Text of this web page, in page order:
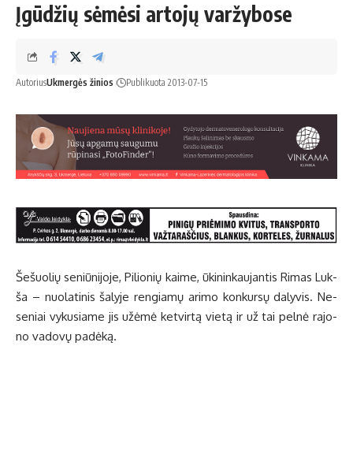
Įgūdžių sėmėsi artojų varžybose
AutoriusUkmergės žinios Publikuota 2013-07-15
Še­šuo­lių se­niū­ni­jo­je, Pi­lio­nių kai­me, ūki­nin­kau­jan­tis Ri­mas Luk­
ša – nuo­la­ti­nis ša­ly­je ren­gia­mų ari­mo kon­kur­sų da­ly­vis. Ne­
se­niai vy­ku­sia­me jis už­ėmė ket­vir­tą vie­tą ir už tai pel­nė ra­jo­
no va­do­vų pa­dė­ką.